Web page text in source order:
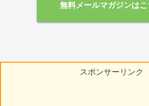
無料メールマガジンはこ
スポンサーリンク